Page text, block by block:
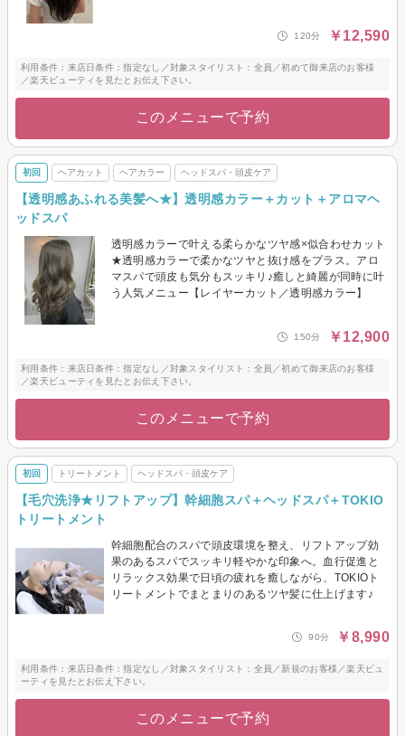
120分 ￥12,590
利用条件：来店日条件：指定なし／対象スタイリスト：全員／初めて御来店のお客様
／楽天ビューティを見たとお伝え下さい。
このメニューで予約
初回 ヘアカット ヘアカラー ヘッドスパ・頭皮ケア
【透明感あふれる美髪へ★】透明感カラー＋カット＋アロマヘ
ッドスパ
透明感カラーで叶える柔らかなツヤ感×似合わせカット
★透明感カラーで柔かなツヤと抜け感をプラス。アロ
マスパで頭皮も気分もスッキリ♪癒しと綺麗が同時に叶
う人気メニュー【レイヤーカット／透明感カラー】
150分 ￥12,900
利用条件：来店日条件：指定なし／対象スタイリスト：全員／初めて御来店のお客様
／楽天ビューティを見たとお伝え下さい。
このメニューで予約
初回 トリートメント ヘッドスパ・頭皮ケア
【毛穴洗浄★リフトアップ】幹細胞スパ＋ヘッドスパ＋TOKIO
トリートメント
幹細胞配合のスパで頭皮環境を整え、リフトアップ効
果のあるスパでスッキリ軽やかな印象へ。血行促進と
リラックス効果で日頃の疲れを癒しながら、TOKIOト
リートメントでまとまりのあるツヤ髪に仕上げます♪
90分 ￥8,990
利用条件：来店日条件：指定なし／対象スタイリスト：全員／新規のお客様／楽天ビュ
ーティを見たとお伝え下さい。
このメニューで予約